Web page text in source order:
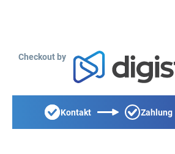
Checkout by
Kontakt Zahlung